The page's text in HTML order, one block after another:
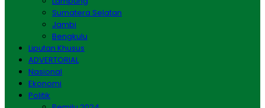
Sumatera Selatan
Jambi
Bengkulu
Liputan Khusus
ADVERTORIAL
Nasional
Ekonomi
Politik